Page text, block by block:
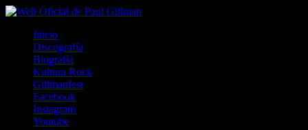
Inicio
Discografía
Biografía
Kultura Rock
Gillmanfest
Facebook
Instagram
Youtube